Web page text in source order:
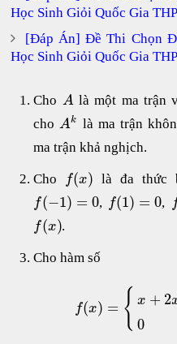
Học Sinh Giỏi Quốc Gia
[Đáp Án] Đề Thi Chọn
Học Sinh Giỏi Quốc Gia
Cho Alà một ma trận
choAk là ma trận
ma trận khả nghịch.
Cho f(x) là đa thức
f(−1) = 0, f(1) = 0,
f(x).
Cho hàm số
f(x) = { x + 2
0